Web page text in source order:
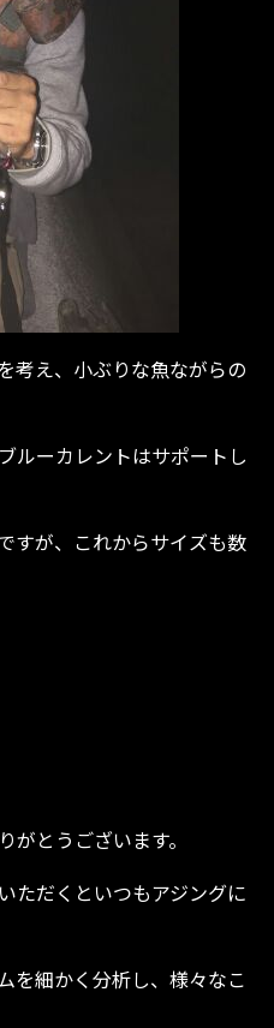
考え、小ぶりな魚ながらの
ルーカレントはサポートし
すが、これからサイズも数
とうございます。
ただくといつもアジングに
を細かく分析し、様々なこ